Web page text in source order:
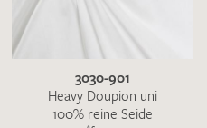
3030-901
Heavy Doupion uni
100% reine Seide